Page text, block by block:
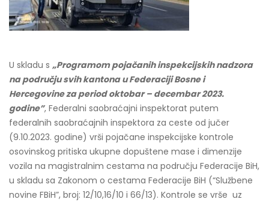
U skladu s „Programom pojačanih inspekcijskih nadzora
na području svih kantona u Federaciji Bosne i
Hercegovine za period oktobar – decembar 2023.
godine”, Federalni saobraćajni inspektorat putem
federalnih saobraćajnih inspektora za ceste od jučer
(9.10.2023. godine) vrši pojačane inspekcijske kontrole
osovinskog pritiska ukupne dopuštene mase i dimenzije
vozila na magistralnim cestama na području Federacije BiH,
u skladu sa Zakonom o cestama Federacije BiH (“Službene
novine FBiH”, broj: 12/10,16/10 i 66/13). Kontrole se vrše uz